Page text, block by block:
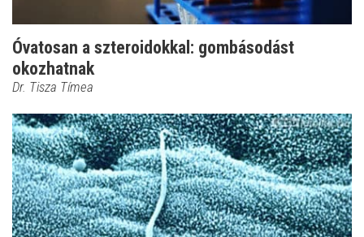
Óvatosan a szteroidokkal: gombásodást
okozhatnak
Dr. Tisza Tímea